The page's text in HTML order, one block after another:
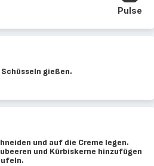
Pulse
gießen.
und auf die Creme legen.
und Kürbiskerne hinzufügen